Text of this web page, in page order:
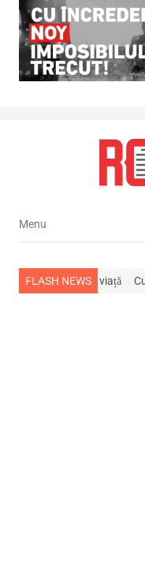
Menu
Menu
FLASH NEWS
s-a stins din viață Cum își